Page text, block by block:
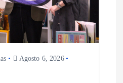
Agosto 6, 2026